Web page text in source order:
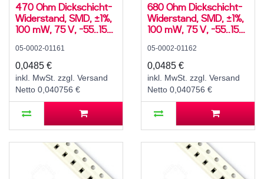
470 Ohm Dickschicht-
Widerstand, SMD, ±1%,
100 mW, 75 V, -55..155
05-0002-01161
0,0485 €
inkl. MwSt. zzgl. Versand
Netto 0,040756 €
680 Ohm Dickschicht-
Widerstand, SMD, ±1%,
100 mW, 75 V, -55..155
05-0002-01162
0,0485 €
inkl. MwSt. zzgl. Versand
Netto 0,040756 €